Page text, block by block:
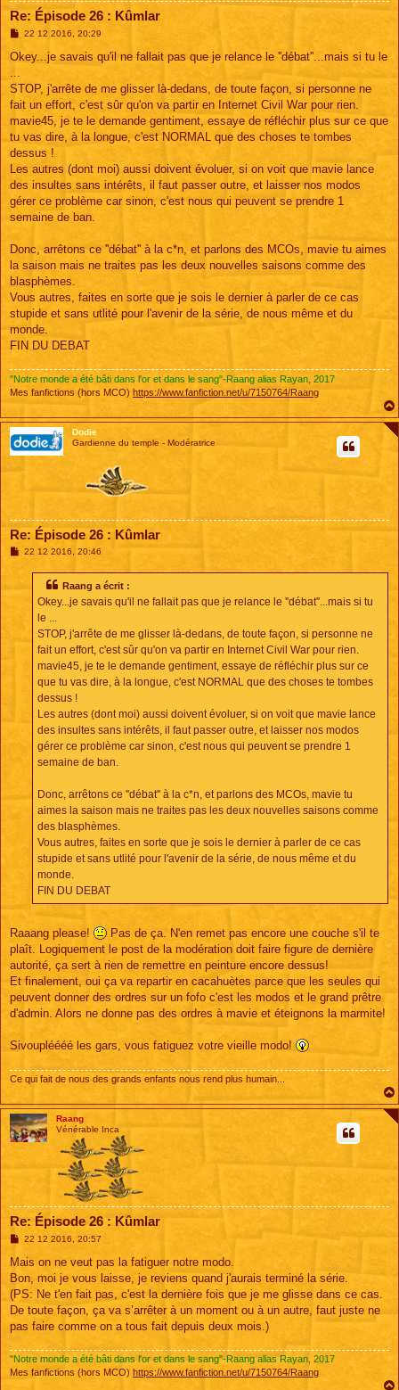
Re: Épisode 26 : Kûmlar
M
s
g
22 12 2016, 20:29
Okey...je savais qu'il ne fallait pas que je relance le ''débat''...mais si tu le
STOP, j'arrête de me glisser là-dedans, de toute façon, si personne ne
fait un effort, c'est sûr qu'on va partir en Internet Civil War pour rien.
mavie45, je te le demande gentiment, essaye de réfléchir plus sur ce que
tu vas dire, à la longue, c'est NORMAL que des choses te tombes
dessus !
Les autres (dont moi) aussi doivent évoluer, si on voit que mavie lance
des insultes sans intérêts, il faut passer outre, et laisser nos modos
gérer ce problème car sinon, c'est nous qui peuvent se prendre 1
semaine de ban.
Donc, arrêtons ce ''débat'' à la c*n, et parlons des MCOs, mavie tu aimes
la saison mais ne traites pas les deux nouvelles saisons comme des
blasphèmes.
Vous autres, faites en sorte que je sois le dernier à parler de ce cas
stupide et sans utlité pour l'avenir de la série, de nous même et du
monde.
FIN DU DEBAT
"Notre monde a été bâti dans l'or et dans le sang"-Raang alias Rayan, 2017
Mes fanfictions (hors MCO) https://www.fanfiction.net/u/7150764/Raang
Dodie
Gardienne du temple - Modératrice
Re: Épisode 26 : Kûmlar
M22 12 2016, 20:46
Raang a écrit :
Okey...je savais qu'il ne fallait pas que je relance le ''débat''...mais si tu
le ...
STOP, j'arrête de me glisser là-dedans, de toute façon, si personne ne
fait un effort, c'est sûr qu'on va partir en Internet Civil War pour rien.
mavie45, je te le demande gentiment, essaye de réfléchir plus sur ce
que tu vas dire, à la longue, c'est NORMAL que des choses te tombes
dessus !
Les autres (dont moi) aussi doivent évoluer, si on voit que mavie lance
des insultes sans intérêts, il faut passer outre, et laisser nos modos
gérer ce problème car sinon, c'est nous qui peuvent se prendre 1
semaine de ban.
Donc, arrêtons ce ''débat'' à la c*n, et parlons des MCOs, mavie tu
aimes la saison mais ne traites pas les deux nouvelles saisons comme
des blasphèmes.
Vous autres, faites en sorte que je sois le dernier à parler de ce cas
stupide et sans utlité pour l'avenir de la série, de nous même et du
monde.
FIN DU DEBAT
Raaang please!
Pas de ça. N'en remet pas encore une couche s'il te
plaît. Logiquement le post de la modération doit faire figure de dernière
autorité, ça sert à rien de remettre en peinture encore dessus!
Et finalement, oui ça va repartir en cacahuètes parce que les seules qui
peuvent donner des ordres sur un fofo c'est les modos et le grand prêtre
d'admin. Alors ne donne pas des ordres à mavie et éteignons la marmite!
Sivoupléééé les gars, vous fatiguez votre vieille modo!
Ce qui fait de nous des grands enfants nous rend plus humain...
Raang
Vénérable Inca
Re: Épisode 26 : Kûmlar
M
s
a
g
22 12 2016, 20:57
Mais on ne veut pas la fatiguer notre modo.
Bon, moi je vous laisse, je reviens quand j'aurais terminé la série.
(PS: Ne t'en fait pas, c'est la dernière fois que je me glisse dans ce cas.
De toute façon, ça va s’arrêter à un moment ou à un autre, faut juste ne
pas faire comme on a tous fait depuis deux mois.)
"Notre monde a été bâti dans l'or et dans le sang"-Raang alias Rayan, 2017
Mes fanfictions (hors MCO) https://www.fanfiction.net/u/7150764/Raang